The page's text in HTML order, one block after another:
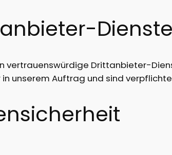
Dienste
vertrauenswürdige Drittanbieter-
in unserem Auftrag und sind